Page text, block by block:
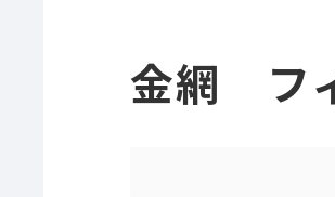
金網 フ